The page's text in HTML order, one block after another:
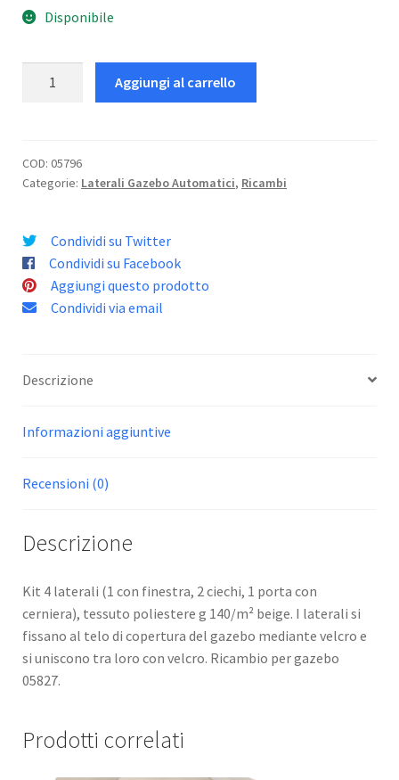
Disponibile
Automatico
2X3
Aggiungi al carrello
COD: 05796
Categorie: Laterali Gazebo Automatici, Ricambi
Condividi su Twitter
Condividi su Facebook
Aggiungi questo prodotto
Condividi via email
Descrizione
Informazioni aggiuntive
Recensioni (0)
Descrizione
Kit 4 laterali (1 con finestra, 2 ciechi, 1 porta con
cerniera), tessuto poliestere g 140/m² beige. I laterali si
fissano al telo di copertura del gazebo mediante velcro e
si uniscono tra loro con velcro. Ricambio per gazebo
05827.
Prodotti correlati